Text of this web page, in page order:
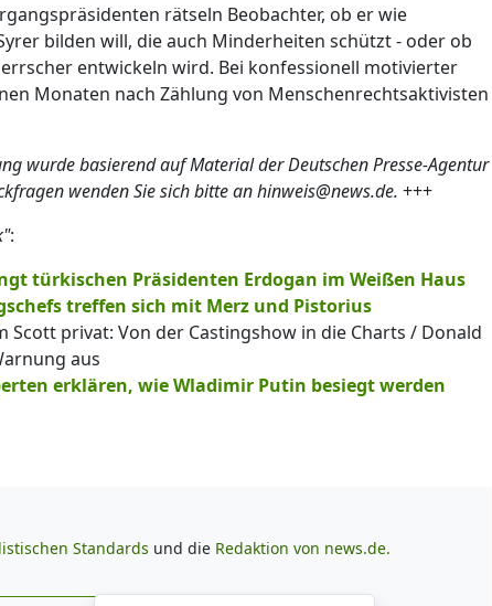
rätseln Beobachter, ob er wie
bilden will, die auch Minderheiten schützt - oder ob
entwickeln wird. Bei konfessionell motivierter
Monaten nach Zählung von Menschenrechtsaktivisten
wurde basierend auf Material der Deutschen Presse-Agentur
wenden Sie sich bitte an hinweis@news.de. +++
:
türkischen Präsidenten Erdogan im Weißen Haus
treffen sich mit Merz und Pistorius
Scott privat: Von der Castingshow in die Charts / Donald
aus
erklären, wie Wladimir Putin besiegt werden
Standards und die Redaktion von news.de.